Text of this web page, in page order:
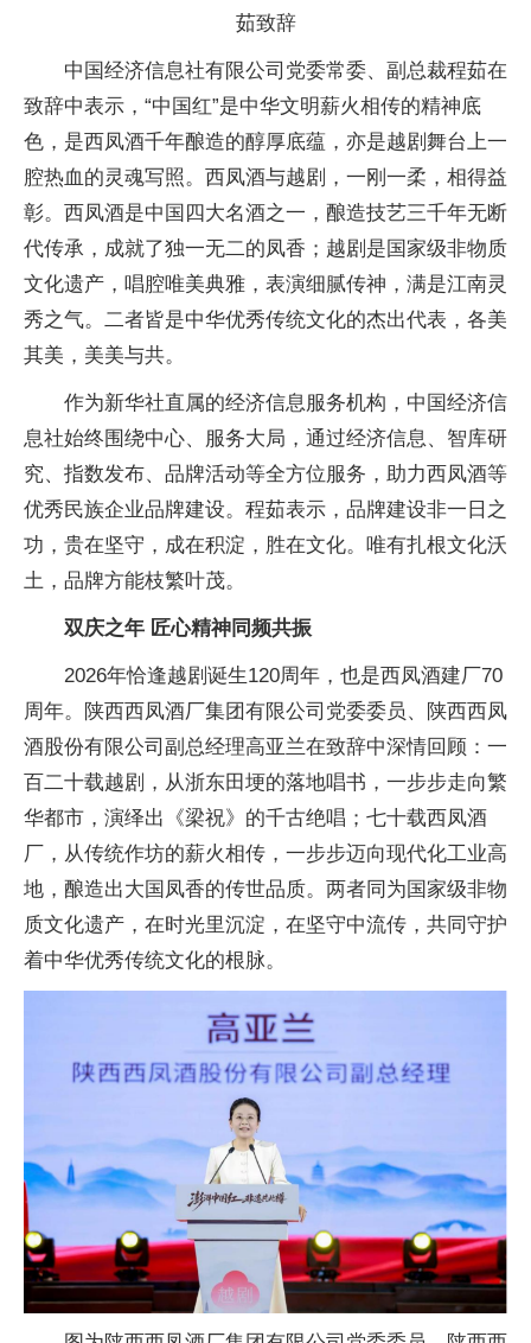
茹致辞
中国经济信息社有限公司党委常委、副总裁程茹在
致辞中表示，“中国红”是中华文明薪火相传的精神底
色，是西凤酒千年酿造的醇厚底蕴，亦是越剧舞台上一
腔热血的灵魂写照。西凤酒与越剧，一刚一柔，相得益
彰。西凤酒是中国四大名酒之一，酿造技艺三千年无断
代传承，成就了独一无二的凤香；越剧是国家级非物质
文化遗产，唱腔唯美典雅，表演细腻传神，满是江南灵
秀之气。二者皆是中华优秀传统文化的杰出代表，各美
其美，美美与共。
作为新华社直属的经济信息服务机构，中国经济信
息社始终围绕中心、服务大局，通过经济信息、智库研
究、指数发布、品牌活动等全方位服务，助力西凤酒等
优秀民族企业品牌建设。程茹表示，品牌建设非一日之
功，贵在坚守，成在积淀，胜在文化。唯有扎根文化沃
土，品牌方能枝繁叶茂。
双庆之年 匠心精神同频共振
2026年恰逢越剧诞生120周年，也是西凤酒建厂70
周年。陕西西凤酒厂集团有限公司党委委员、陕西西凤
酒股份有限公司副总经理高亚兰在致辞中深情回顾：一
百二十载越剧，从浙东田埂的落地唱书，一步步走向繁
华都市，演绎出《梁祝》的千古绝唱；七十载西凤酒
厂，从传统作坊的薪火相传，一步步迈向现代化工业高
地，酿造出大国凤香的传世品质。两者同为国家级非物
质文化遗产，在时光里沉淀，在坚守中流传，共同守护
着中华优秀传统文化的根脉。